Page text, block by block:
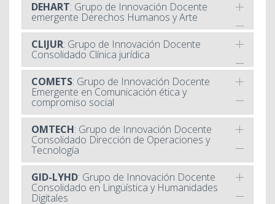
DEHART: Grupo de Innovación Docente
emergente Derechos Humanos y Arte
CLIJUR: Grupo de Innovación Docente
Consolidado Clínica jurídica
COMETS: Grupo de Innovación Docente
Emergente en Comunicación ética y
compromiso social
OMTECH: Grupo de Innovación Docente
Consolidado Dirección de Operaciones y
Tecnología
GID-LYHD: Grupo de Innovación Docente
Consolidado en Lingüística y Humanidades
Digitales